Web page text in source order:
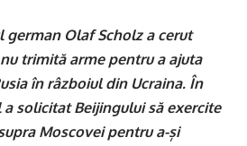
german Olaf Scholz a cerut
trimită arme pentru a ajuta
în râzboiul din Ucraina. În
a solicitat Beijingului să exercite
Moscovei pentru a-și